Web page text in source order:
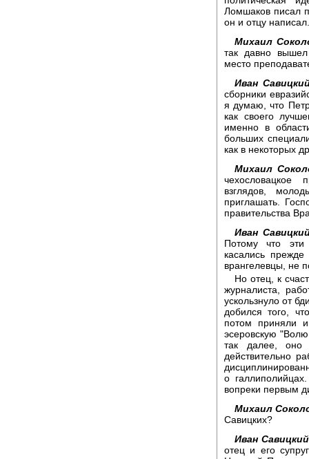
Ломшаков писал
он и отцу написал.
Михаил
так давно вышел
место
Иван
сборники
я думаю, что
как своего
именно в
больших
как в некоторых
Михаил
чехословацкое
взглядов,
приглашать.
правительства
Иван
Потому что эти
касались
врангелевцы, не
Но отец, к
журналиста,
ускользнуло от
добился того,
потом приняли
эсеровскую
так далее,
действительно
о
вопреки первым
Михаил
Савицких?
Иван
отец и его